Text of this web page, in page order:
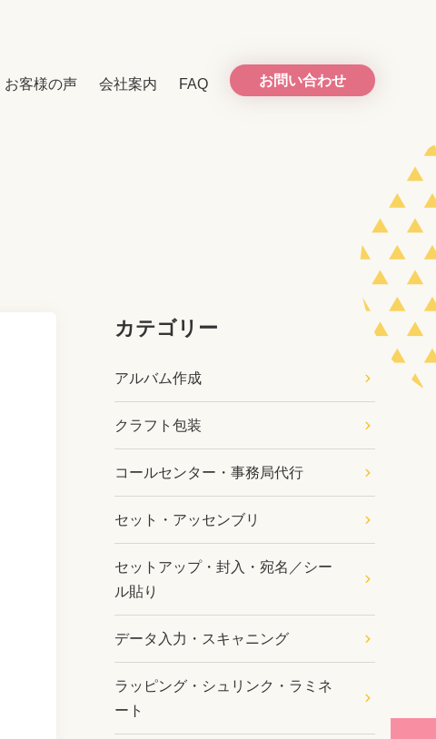
お客様の声 会社案内 FAQ お問い合わせ
カテゴリー
アルバム作成
クラフト包装
コールセンター・事務局代行
セット・アッセンブリ
セットアップ・封入・宛名／シー
ル貼り
データ入力・スキャニング
ラッピング・シュリンク・ラミネ
ート